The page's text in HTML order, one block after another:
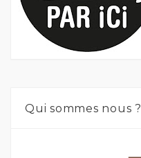
Qui sommes nous ?